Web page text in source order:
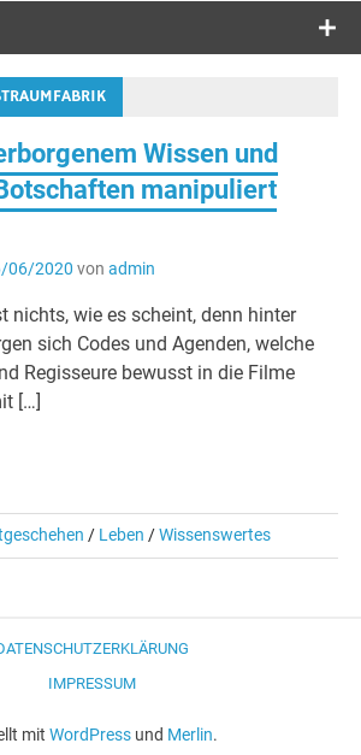
Wissen und
manipuliert
06/2020 von admin
nichts, wie es scheint, denn hinter
sich Codes und Agenden, welche
Regisseure bewusst in die Filme
[…]
/ Leben /Wissenswertes
IMPRESSUM
mit WordPressund Merlin.